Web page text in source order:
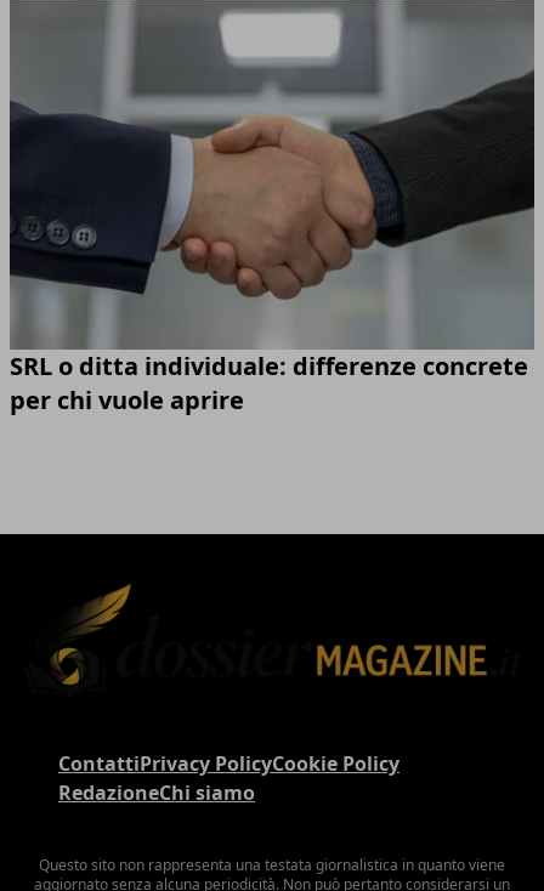
SRL o ditta individuale: differenze concrete
per chi vuole aprire
ContattiPrivacy PolicyCookie Policy
RedazioneChi siamo
Questo sito non rappresenta una testata giornalistica in quanto viene
aggiornato senza alcuna periodicità. Non può pertanto considerarsi un